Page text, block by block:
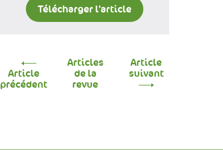
Télécharger l'article
Article
précédent
Articles
de la
revue
Article
suivant